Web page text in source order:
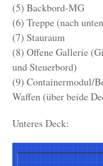
(5) Backbord-MG
(6) Treppe (nach
(7) Stauraum
(8) Offene Gallerie
und Steuerbord)
(9) Containermodul/
Waffen (über beide
Unteres Deck: